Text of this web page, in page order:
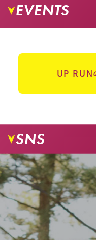
EVENTS
UP RUN
SNS